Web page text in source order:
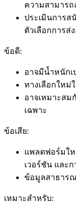
ความสามารถ
ประเมินการส
ตัวเลือกการส่
ข้อดี:
อาจมีน้ำหนักเ
ทางเลือกใหม่
อาจเหมาะสม
เฉพาะ
ข้อเสีย:
แพลตฟอร์มใ
เวอร์ชัน และ
ข้อมูลสาธาร
เหมาะสำหรับ: